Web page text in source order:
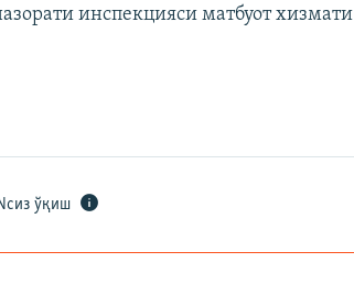
инспекцияси матбуот хизмати
ўқиш